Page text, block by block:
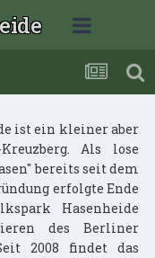
ist ein kleiner aber
Als lose
bereits seit dem
erfolgte Ende
Hasenheide
des Berliner
2008 findet das